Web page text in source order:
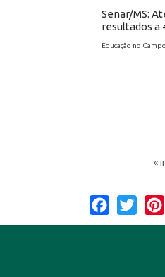
Senar/MS:
resultados a
Educação no Campo
«
Facebook